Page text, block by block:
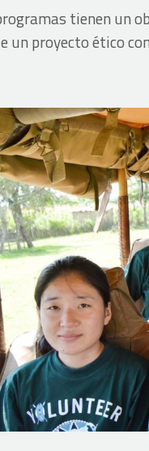
tienen un
un proyecto ético